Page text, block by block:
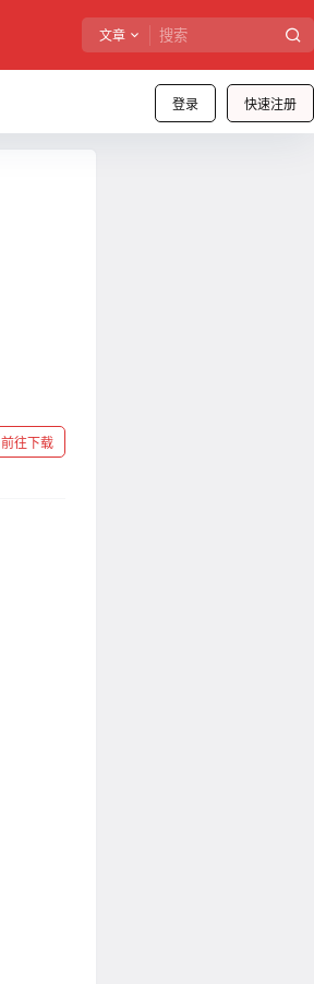
文章
登录 快速注册
前往下载